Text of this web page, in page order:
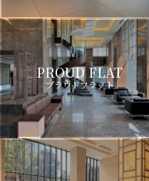
PROUD FLAT
プラウドフラット